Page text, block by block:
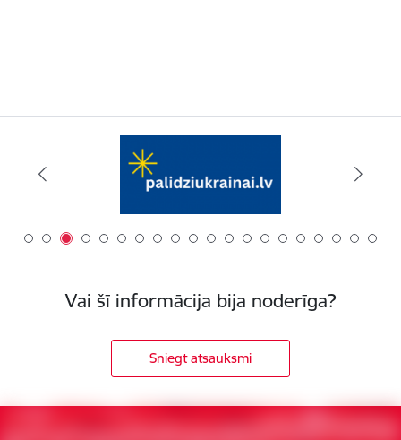
Vai šī informācija bija noderīga?
Sniegt atsauksmi